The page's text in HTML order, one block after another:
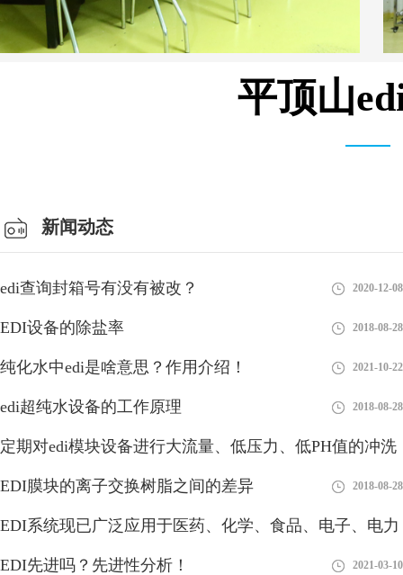
平顶山
新闻动态
edi查询封箱号有没有被改？ 2020-12-08
EDI设备的除盐率 2018-08-28
纯化水中edi是啥意思？作用介绍！ 2021-10-22
edi超纯水设备的工作原理 2018-08-28
定期对edi模块设备进行大流量、低压力、低PH值的冲洗
有利 2018-08-28
EDI膜块的离子交换树脂之间的差异 2018-08-28
EDI系统现已广泛应用于医药、化学、食品、电子、电力
工业等领域 2018-08-27
EDI先进吗？先进性分析！ 2021-03-10
件都对脏水的净化功能有作用，并且需要经常进行更换，如果是整
套设备多久更换一次？